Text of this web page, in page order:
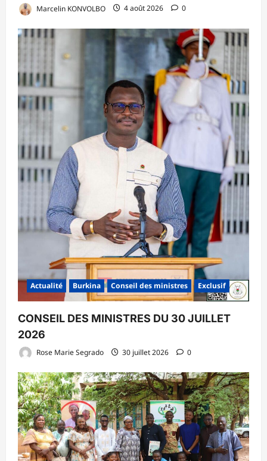
Marcelin KONVOLBO 4 août 2026 0
Actualité Burkina Conseil des ministres Exclusif
CONSEIL DES MINISTRES DU 30 JUILLET
2026
Rose Marie Segrado 30 juillet 2026 0